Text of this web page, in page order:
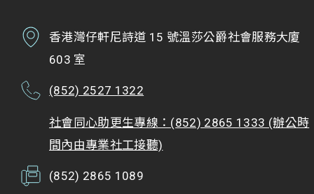
香港灣仔軒尼詩道 15 號溫莎公爵社會服務大廈
603 室
(852) 2527 1322
社會同心助更生專線：(852) 2865 1333 (辦公時
間內由專業社工接聽)
(852) 2865 1089